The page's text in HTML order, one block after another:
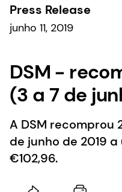
Press Release
junho 11, 2019
DSM -
(3 a 7 de
A DSM recomprou
de junho de 2019
€102,96.